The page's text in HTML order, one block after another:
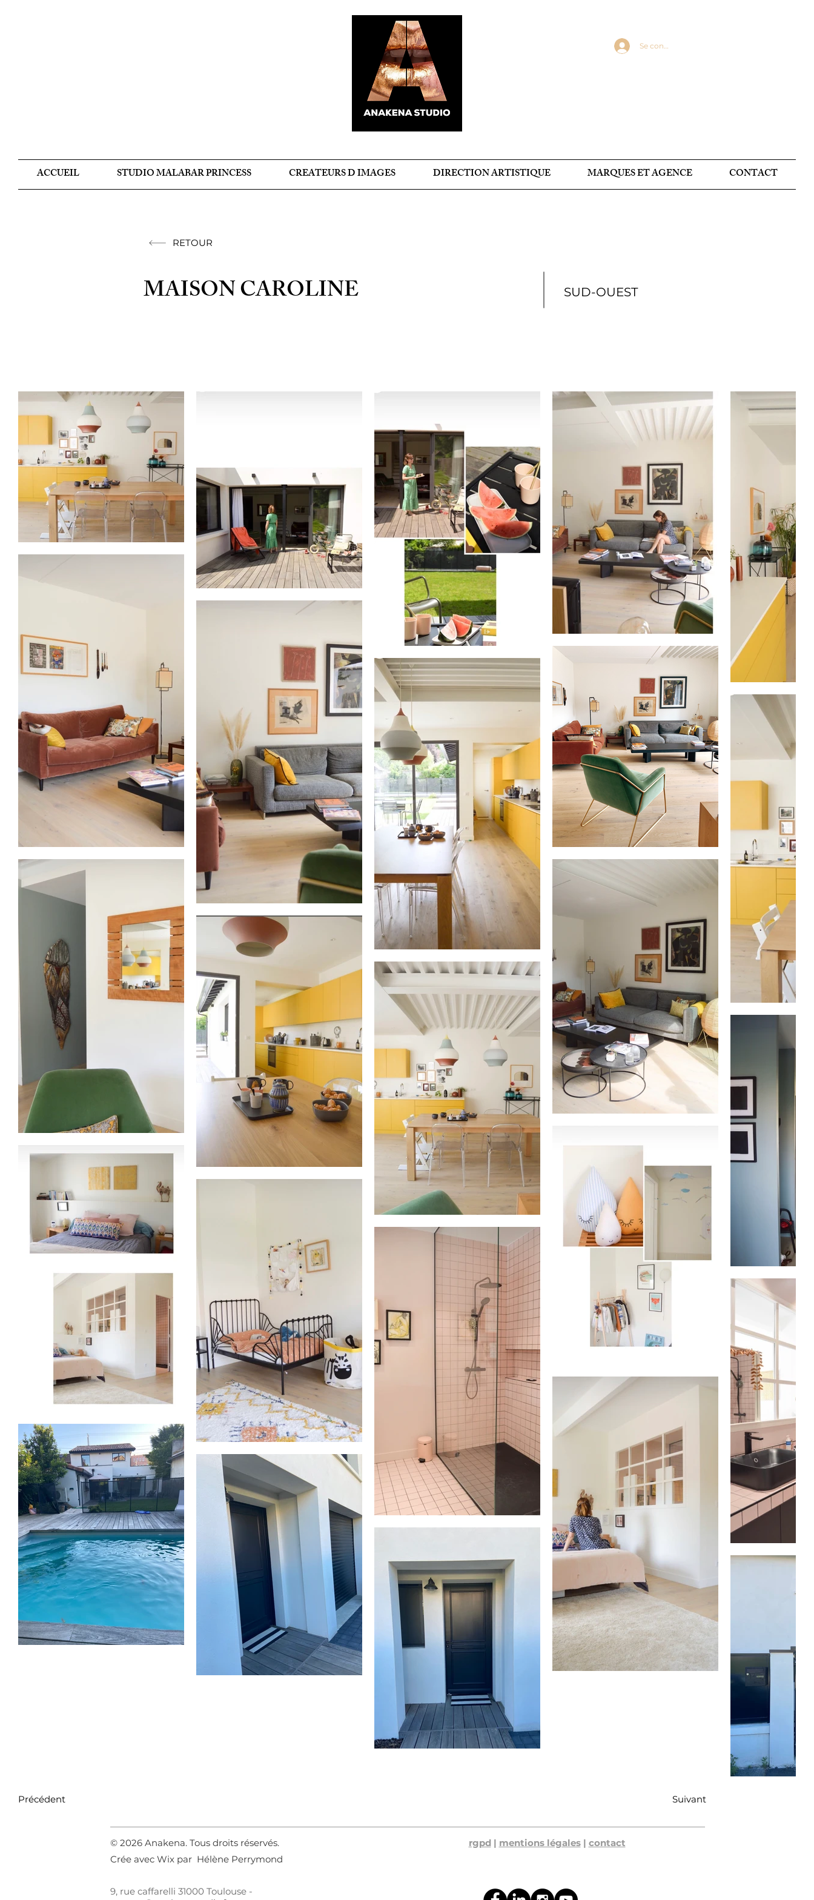
Se connecter
ACCUEIL STUDIO MALABAR PRINCESS CREATEURS D IMAGES DIRECTION ARTISTIQUE MARQUES ET AGENCE CONTACT
RETOUR
MAISON CAROLINE SUD-OUEST
Précédent Suivant
© 2026 Anakena. Tous droits réservés.
Crée avec Wix par Hélène Perrymond
9, rue caffarelli 31000 Toulouse -
rgpd | mentions légales| contact